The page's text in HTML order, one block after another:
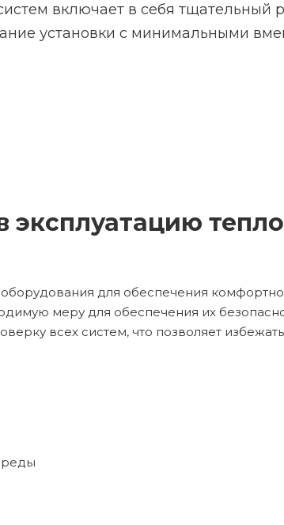
включает в себя тщательный
установки с минимальными
эксплуатацию
для обеспечения
меру для обеспечения их
всех систем, что позволяет